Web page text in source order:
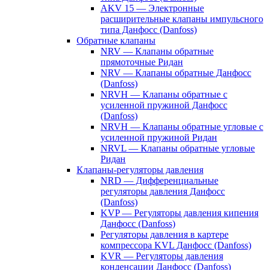
AKV 15 — Электронные
расширительные клапаны импульсного
типа Данфосс (Danfoss)
Обратные клапаны
NRV — Клапаны обратные
прямоточные Ридан
NRV — Клапаны обратные Данфосс
(Danfoss)
NRVH — Клапаны обратные с
усиленной пружиной Данфосс
(Danfoss)
NRVH — Клапаны обратные угловые с
усиленной пружиной Ридан
NRVL — Клапаны обратные угловые
Ридан
Клапаны-регуляторы давления
NRD — Дифференциальные
регуляторы давления Данфосс
(Danfoss)
KVP — Регуляторы давления кипения
Данфосс (Danfoss)
Регуляторы давления в картере
компрессора KVL Данфосс (Danfoss)
KVR — Регуляторы давления
конденсации Данфосс (Danfoss)